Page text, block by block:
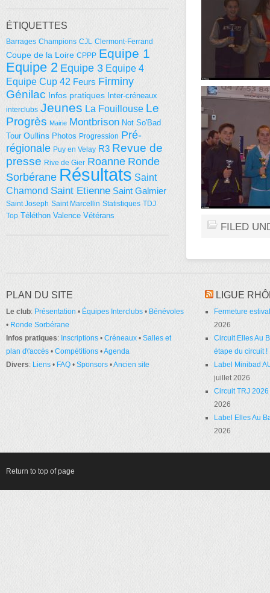
FILED
ÉTIQUETTES
Barrages Champions CJL Clermont-Ferrand
Coupe de la Loire CPPP Equipe 1
Equipe 2 Equipe 3 Equipe 4
Equipe Cup 42 Feurs Firminy
Génilac Infos pratiques Inter-créneaux
interclubs Jeunes La Fouillouse Le
Progrès Mairie Montbrison Not So'Bad
Tour Oullins Photos Progression Pré-
régionale Puy en Velay R3 Revue de
presse Rive de Gier Roanne Ronde
Sorbérane Résultats Saint
Chamond Saint Etienne Saint Galmier
Saint Joseph Saint Marcellin Statistiques TDJ
Top Téléthon Valence Vétérans
PLAN DU SITE
Le club: Présentation • Équipes Interclubs • Bénévoles
• Ronde Sorbérane
Infos pratiques: Inscriptions • Créneaux • Salles et
plan d\'accès • Compétitions •Agenda
Divers: Liens • FAQ • Sponsors •Ancien site
LIGUE
Fermeture
2026
Circuit Elles Au
étape du circuit !
Label Minibad
juillet 2026
Circuit TRJ
2026
Label Elles Au
2026
Return to top of page